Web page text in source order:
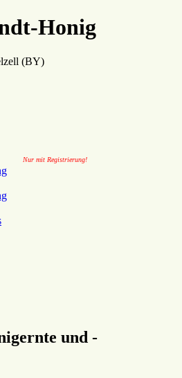
Honig
(BY)
Nur mit Registrierung!
und -